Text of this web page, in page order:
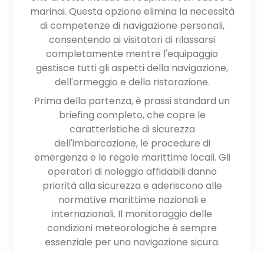
marinai. Questa opzione elimina la necessità
di competenze di navigazione personali,
consentendo ai visitatori di rilassarsi
completamente mentre l'equipaggio
gestisce tutti gli aspetti della navigazione,
dell'ormeggio e della ristorazione.
Prima della partenza, è prassi standard un
briefing completo, che copre le
caratteristiche di sicurezza
dell'imbarcazione, le procedure di
emergenza e le regole marittime locali. Gli
operatori di noleggio affidabili danno
priorità alla sicurezza e aderiscono alle
normative marittime nazionali e
internazionali. Il monitoraggio delle
condizioni meteorologiche è sempre
essenziale per una navigazione sicura.